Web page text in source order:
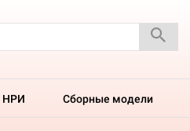
НРИ Сборные модели